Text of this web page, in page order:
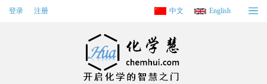
登录 注册 中文 English